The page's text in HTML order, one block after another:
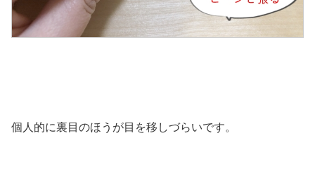
個人的に裏目のほうが目を移しづらいです。